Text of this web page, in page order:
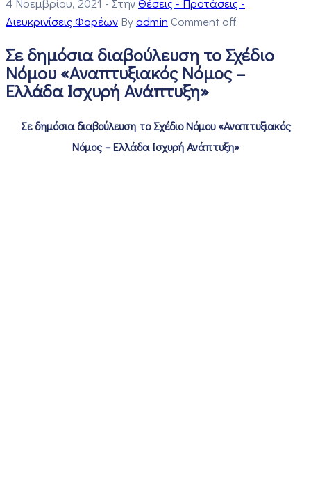
Διευκρινίσεις Φορέων Byadmin Comment off
Σε δημόσια διαβούλευση το Σχέδιο
Νόμου «Αναπτυξιακός Νόμος –
Ελλάδα Ισχυρή Ανάπτυξη»
Σε δημόσια διαβούλευση το Σχέδιο Νόμου «Αναπτυξιακός
Νόμος – Ελλάδα Ισχυρή Ανάπτυξη»